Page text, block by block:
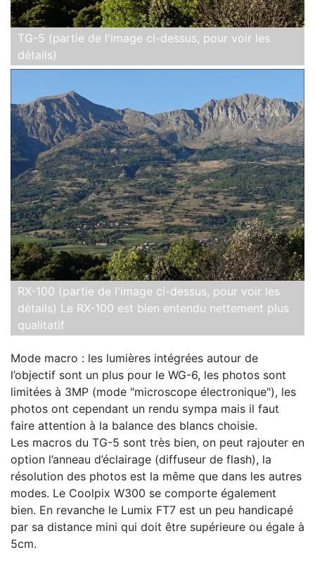
TG-5 (partie de l'image ci-dessus, pour voir les
détails)
RX-100 (partie de l'image ci-dessus, pour voir les
détails) Le RX-100 est bien entendu nettement plus
qualitatif
Mode macro : les lumières intégrées autour de
l’objectif sont un plus pour le WG-6, les photos sont
limitées à 3MP (mode "microscope électronique"), les
photos ont cependant un rendu sympa mais il faut
faire attention à la balance des blancs choisie.
Les macros du TG-5 sont très bien, on peut rajouter en
option l’anneau d’éclairage (diffuseur de flash), la
résolution des photos est la même que dans les autres
modes. Le Coolpix W300 se comporte également
bien. En revanche le Lumix FT7 est un peu handicapé
par sa distance mini qui doit être supérieure ou égale à
5cm.